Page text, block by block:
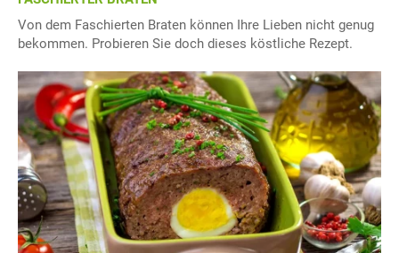
Von dem Faschierten Braten können Ihre Lieben nicht genug
bekommen. Probieren Sie doch dieses köstliche Rezept.